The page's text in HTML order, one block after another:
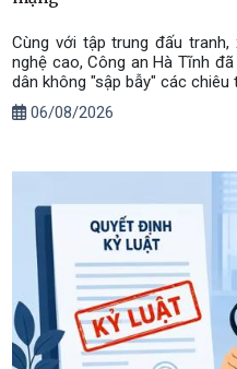
Cùng với tập trung đấu
nghệ cao, Công an Hà Tĩnh
dân không "sập bẫy" các chiêu
06/08/2026